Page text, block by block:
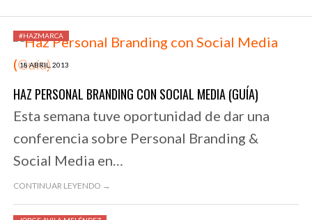
18 ABRIL, 2013
#HAZMARCA
HAZ PERSONAL BRANDING CON SOCIAL MEDIA (GUÍA)
Esta semana tuve oportunidad de dar una
conferencia sobre Personal Branding &
Social Media en…
CONTINUAR LEYENDO →